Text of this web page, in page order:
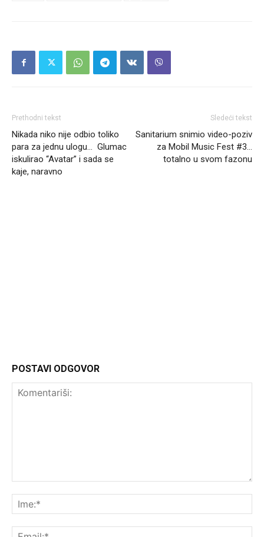
Prethodni tekst
Nikada niko nije odbio toliko
para za jednu ulogu… Glumac
iskulirao “Avatar” i sada se
kaje, naravno
Sledeći tekst
Sanitarium snimio video-poziv
za Mobil Music Fest #3…
totalno u svom fazonu
POSTAVI ODGOVOR